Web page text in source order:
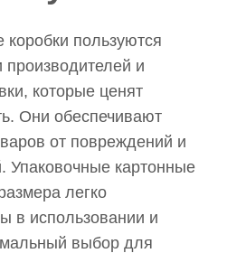
пользуются
и
которые ценят
Они обеспечивают
от повреждений и
Упаковочные картонные
легко
в использовании и
выбор для